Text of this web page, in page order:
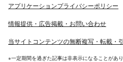
アプリケーションプライバシーポリシー
情報提供・広告掲載・お問い合わせ
当サイトコンテンツの無断複写・転載・
※一定期間を過ぎた記事は非表示になることがあ